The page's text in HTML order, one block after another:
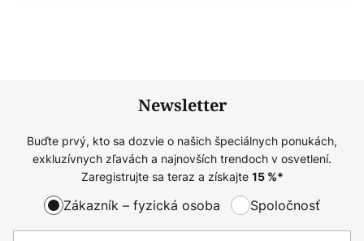
Newsletter
Buďte prvý, kto sa dozvie o našich špeciálnych ponukách,
exkluzívnych zľavách a najnovších trendoch v osvetlení.
Zaregistrujte sa teraz a získajte 15%*
Zákazník – fyzická osoba Spoločnosť